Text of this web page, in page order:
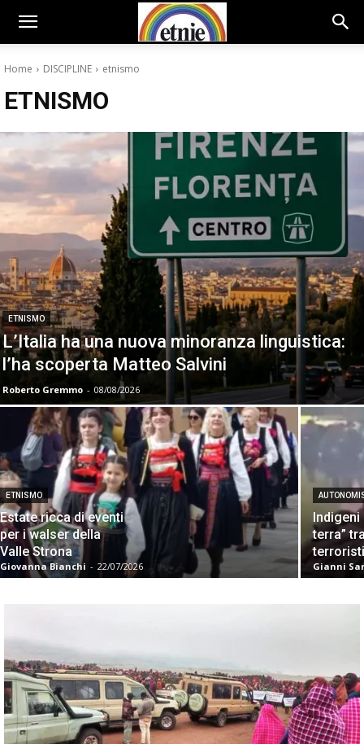
Home DISCIPLINE etnismo
ETNISMO
ETNISMO
L’Italia ha una nuova minoranza linguistica:
l’ha scoperta Matteo Salvini
Roberto Gremmo - 08/08/2026
ETNISMO
Estate ricca di eventi
per i walser della
Valle Strona
Giovanna Bianchi - 22/07/2026
Indigeni
terra”
Gianni